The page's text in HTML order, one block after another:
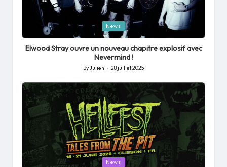
Posted
in
News
Elwood Stray ouvre un nouveau chapitre explosif avec
Nevermind !
Posted
by
ByJulien 28 juillet 2025
Posted
News